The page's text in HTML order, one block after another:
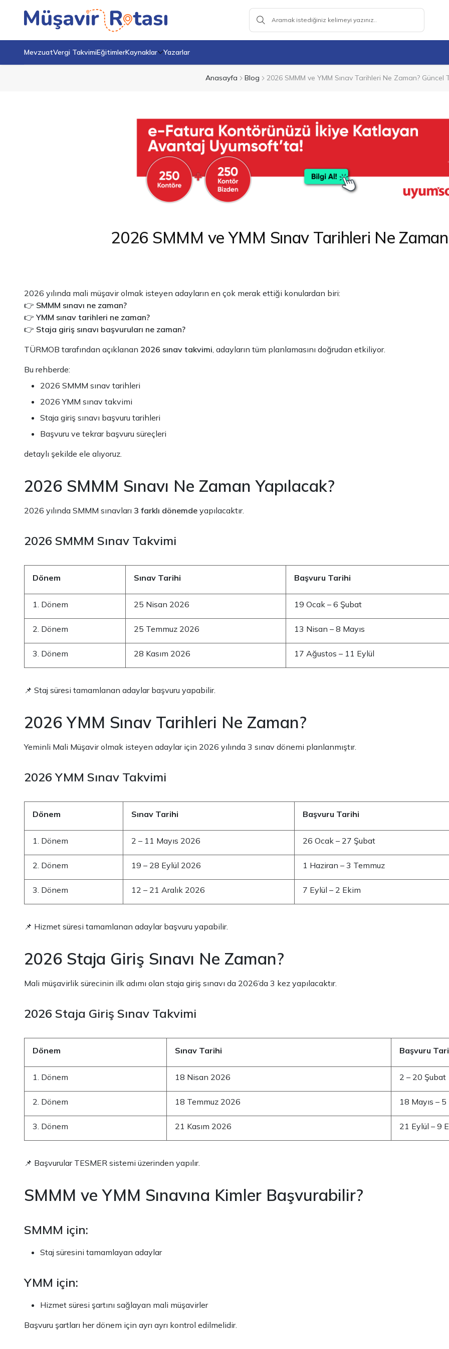
MevzuatVergi TakvimiEğitimlerKaynaklar Yazarlar
Anasayfa Blog 2026 SMMM ve YMM Sınav Tarihleri Ne Zaman? Güncel
2026 SMMM ve YMM Sınav Tarihleri Ne
2026 yılında mali müşavir olmak isteyen adayların en çok merak ettiği konulardan biri:
👉 SMMM sınavı ne zaman?
👉 YMM sınav tarihleri ne zaman?
👉 Staja giriş sınavı başvuruları ne zaman?
TÜRMOB tarafından açıklanan 2026 sınav takvimi , adayların tüm planlamasını doğrudan etkiliyor.
Bu rehberde:
2026 SMMM sınav tarihleri
2026 YMM sınav takvimi
Staja giriş sınavı başvuru tarihleri
Başvuru ve tekrar başvuru süreçleri
detaylı şekilde ele alıyoruz.
2026 SMMM Sınavı Ne Zaman Yapılacak?
2026 yılında SMMM sınavları 3 farklı dönemde yapılacaktır.
2026 SMMM Sınav Takvimi
Dönem Sınav Tarihi Başvuru Tarihi
1. Dönem 25 Nisan 2026 19 Ocak – 6 Şubat
2. Dönem 25 Temmuz 2026 13 Nisan – 8 Mayıs
3. Dönem 28 Kasım 2026 17 Ağustos – 11 Eylül
📌 Staj süresi tamamlanan adaylar başvuru yapabilir.
2026 YMM Sınav Tarihleri Ne Zaman?
Yeminli Mali Müşavir olmak isteyen adaylar için 2026 yılında 3 sınav dönemi planlanmıştır.
2026 YMM Sınav Takvimi
Dönem Sınav Tarihi Başvuru Tarihi
1. Dönem 2 – 11 Mayıs 2026 26 Ocak – 27 Şubat
2. Dönem 19 – 28 Eylül 2026 1 Haziran – 3 Temmuz
3. Dönem 12 – 21 Aralık 2026 7 Eylül – 2 Ekim
📌 Hizmet süresi tamamlanan adaylar başvuru yapabilir.
2026 Staja Giriş Sınavı Ne Zaman?
Mali müşavirlik sürecinin ilk adımı olan staja giriş sınavı da 2026’da 3 kez yapılacaktır.
2026 Staja Giriş Sınav Takvimi
Dönem Sınav Tarihi Başvuru
1. Dönem 18 Nisan 2026 2 – 20 Şubat
2. Dönem 18 Temmuz 2026 18 Mayıs –
3. Dönem 21 Kasım 2026 21 Eylül – 9
📌 Başvurular TESMER sistemi üzerinden yapılır.
SMMM ve YMM Sınavına Kimler Başvurabilir?
SMMM için:
Staj süresini tamamlayan adaylar
YMM için:
Hizmet süresi şartını sağlayan mali müşavirler
Başvuru şartları her dönem için ayrı ayrı kontrol edilmelidir.